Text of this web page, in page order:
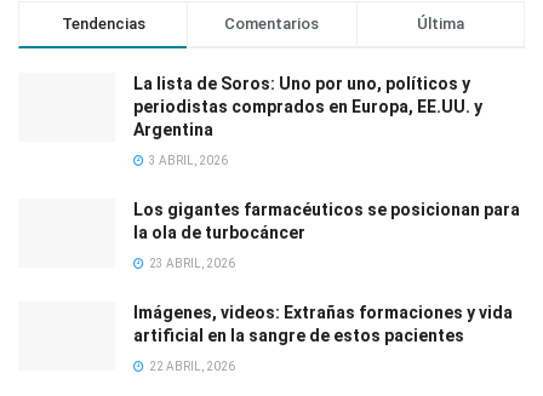
Tendencias Comentarios Última
La lista de Soros: Uno por uno, políticos y
periodistas comprados en Europa, EE.UU. y
Argentina
3 ABRIL, 2026
Los gigantes farmacéuticos se posicionan para
la ola de turbocáncer
23 ABRIL, 2026
Imágenes, videos: Extrañas formaciones y vida
artificial en la sangre de estos pacientes
22 ABRIL, 2026